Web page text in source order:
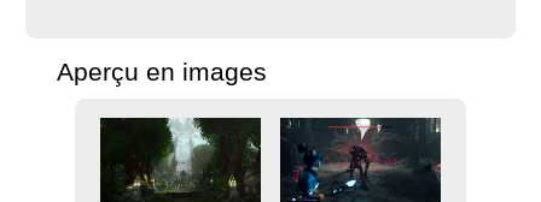
Aperçu en images